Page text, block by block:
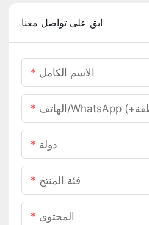
ابق على تواصل معنا
الاسم الكامل
دولة
فئة المنتج
المحتوى